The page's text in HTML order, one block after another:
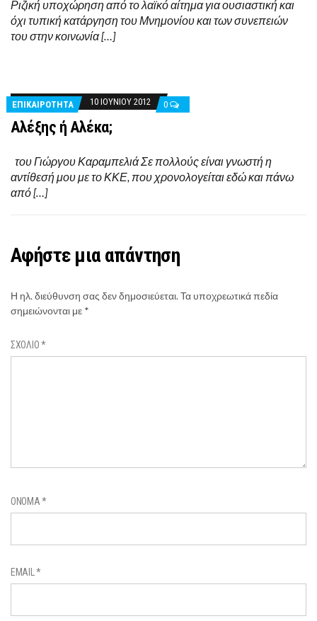
Ριζική υποχώρηση από το λαϊκό αίτημα για ουσιαστική και
όχι τυπική κατάργηση του Μνημονίου και των συνεπειών
του στην κοινωνία […]
ΕΠΙΚΑΙΡΟΤΗΤΑ 10 ΙΟΥΝΊΟΥ 2012 0
Aλέξης ή Αλέκα;
του Γιώργου Καραμπελιά Σε πολλούς είναι γνωστή η
αντίθεσή μου με το ΚΚΕ, που χρονολογείται εδώ και πάνω
από […]
Αφήστε μια απάντηση
Η ηλ. διεύθυνση σας δεν δημοσιεύεται.Τα υποχρεωτικά πεδία
σημειώνονται με *
ΣΧΌΛΙΟ*
ΌΝΟΜΑ*
EMAIL*